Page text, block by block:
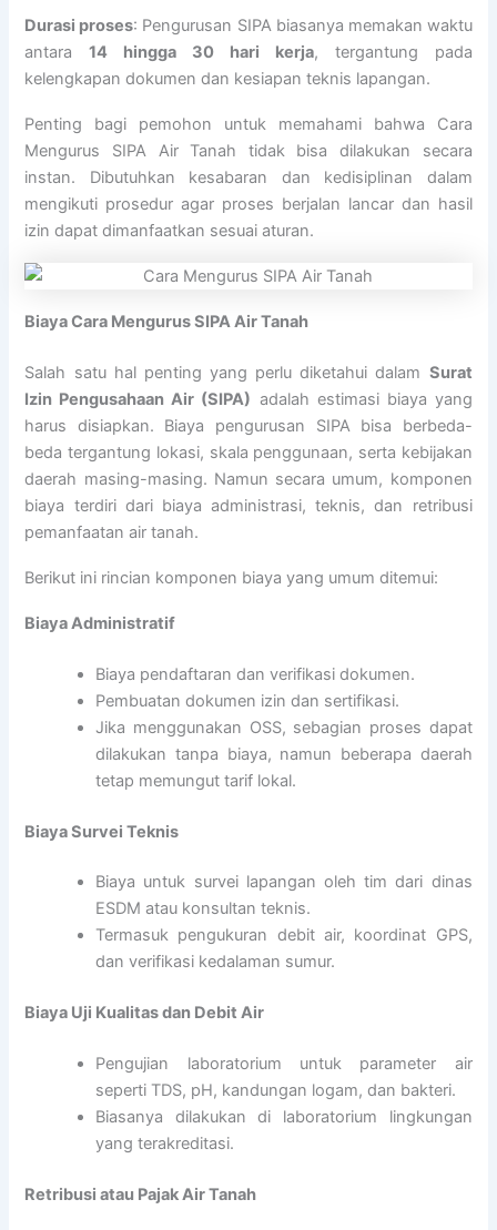
Durasi proses: Pengurusan SIPA biasanya memakan waktu
antara14 hingga 30 hari kerja, tergantung pada
kelengkapan dokumen dan kesiapan teknis lapangan.
Penting bagi pemohon untuk memahami bahwa Cara
Mengurus SIPA Air Tanah tidak bisa dilakukan secara
instan. Dibutuhkan kesabaran dan kedisiplinan dalam
mengikuti prosedur agar proses berjalan lancar dan hasil
izin dapat dimanfaatkan sesuai aturan.
Biaya Cara Mengurus SIPA Air Tanah
Salah satu hal penting yang perlu diketahui dalam Surat
Izin Pengusahaan Air (SIPA) adalah estimasi biaya yang
harus disiapkan. Biaya pengurusan SIPA bisa berbeda-
beda tergantung lokasi, skala penggunaan, serta kebijakan
daerah masing-masing. Namun secara umum, komponen
biaya terdiri dari biaya administrasi, teknis, dan retribusi
pemanfaatan air tanah.
Berikut ini rincian komponen biaya yang umum ditemui:
Biaya Administratif
Biaya pendaftaran dan verifikasi dokumen.
Pembuatan dokumen izin dan sertifikasi.
Jika menggunakan OSS, sebagian proses dapat
dilakukan tanpa biaya, namun beberapa daerah
tetap memungut tarif lokal.
Biaya Survei Teknis
Biaya untuk survei lapangan oleh tim dari dinas
ESDM atau konsultan teknis.
Termasuk pengukuran debit air, koordinat GPS,
dan verifikasi kedalaman sumur.
Biaya Uji Kualitas dan Debit Air
Pengujian laboratorium untuk parameter air
seperti TDS, pH, kandungan logam, dan bakteri.
Biasanya dilakukan di laboratorium lingkungan
yang terakreditasi.
Retribusi atau Pajak Air Tanah